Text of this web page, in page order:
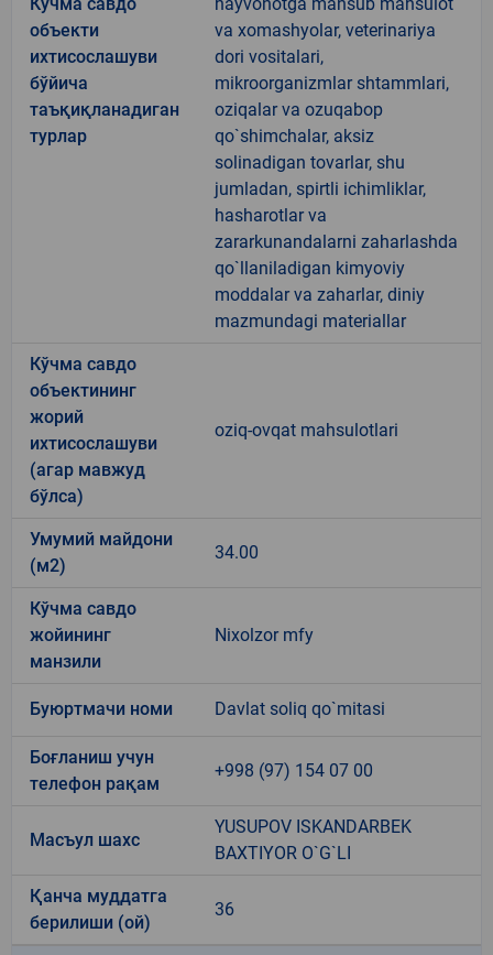
объекти
ихтисослашуви
бўйича
таъқиқланадиган
турлар
va xomashyolar, veterinariya
dori vositalari,
mikroorganizmlar shtammlari,
oziqalar va ozuqabop
qo`shimchalar, aksiz
solinadigan tovarlar, shu
jumladan, spirtli ichimliklar,
hasharotlar va
zararkunandalarni zaharlashda
qo`llaniladigan kimyoviy
moddalar va zaharlar, diniy
mazmundagi materiallar
Кўчма савдо
объектининг
жорий
ихтисослашуви
(агар мавжуд
бўлса)
oziq-ovqat mahsulotlari
Умумий майдони
(м2)
34.00
Кўчма савдо
жойининг
манзили
Nixolzor mfy
Буюртмачи номи Davlat soliq qo`mitasi
Боғланиш учун
телефон рақам
+998 (97) 154 07 00
Масъул шахс
YUSUPOV ISKANDARBEK
BAXTIYOR O`G`LI
Қанча муддатга
берилиши (ой)
36